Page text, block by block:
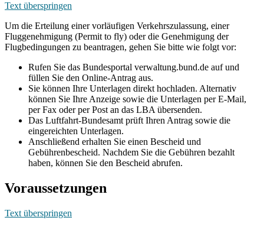
Text überspringen
Um die Erteilung einer vorläufigen Verkehrszulassung, einer
Fluggenehmigung (Permit to fly) oder die Genehmigung der
Flugbedingungen zu beantragen, gehen Sie bitte wie folgt vor:
Rufen Sie das Bundesportal verwaltung.bund.de auf und
füllen Sie den Online-Antrag aus.
Sie können Ihre Unterlagen direkt hochladen. Alternativ
können Sie Ihre Anzeige sowie die Unterlagen per E-Mail,
per Fax oder per Post an das LBA übersenden.
Das Luftfahrt-Bundesamt prüft Ihren Antrag sowie die
eingereichten Unterlagen.
Anschließend erhalten Sie einen Bescheid und
Gebührenbescheid. Nachdem Sie die Gebühren bezahlt
haben, können Sie den Bescheid abrufen.
Voraussetzungen
Text überspringen